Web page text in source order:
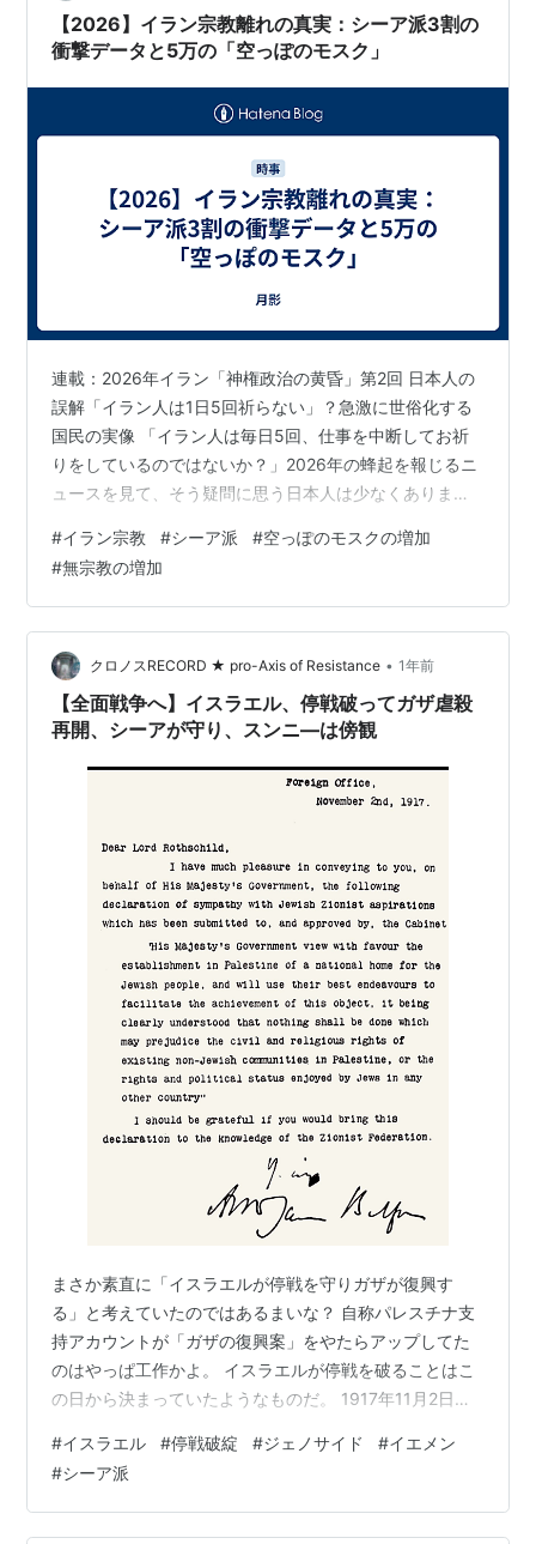
壊。警察は実弾と催涙ガスを使用。 1. なぜ襲撃は起きた
のか？ 直接…
【2026】イラン宗教離れの真実：シーア派3割の
衝撃データと5万の「空っぽのモスク」
連載：2026年イラン「神権政治の黄昏」第2回 日本人の
誤解「イラン人は1日5回祈らない」？急激に世俗化する
国民の実像 「イラン人は毎日5回、仕事を中断してお祈
りをしているのではないか？」2026年の蜂起を報じるニ
ュースを見て、そう疑問に思う日本人は少なくありませ
現在のイランを理解する上で、私たちが抱く「敬虔なイ
スラム国家」という固定観念は、最大の障害となりま
す。データが示すのは、国家の強制が生んだ「凄まじい
宗教離れ」です。 1. 神学的な事実：シーア派は「1日3
回」 まず知っておくべきは、イランの国教であるイスラ
ム教シーア派の習慣です。スン…
#イラン宗教 #シーア派 #空っぽのモスクの増加
#無宗教の増加
クロノスRECORD ★ pro-Axis of Resistance • 1年前
【全面戦争へ】イスラエル、停戦破ってガザ虐殺
再開、シーアが守り、スンニ―は傍観
まさか素直に「イスラエルが停戦を守りガザが復興す
る」と考えていたのではあるまいな？ 自称パレスチナ支
持アカウントが「ガザの復興案」をやたらアップしてた
のはやっぱ工作かよ。 イスラエルが停戦を破ることはこ
の日から決まっていたようなものだ。 1917年11月2日、
に書簡を送った日だ。ロスチャイルドと言うとすぐ「陰
謀論だ～」と返すバカが少なからずいるようだが、こん
なものは「大英図書館」で普通に読める。 奴らはしつこ
#イスラエル #停戦破綻 #ジェノサイド #イエメン
#シーア派